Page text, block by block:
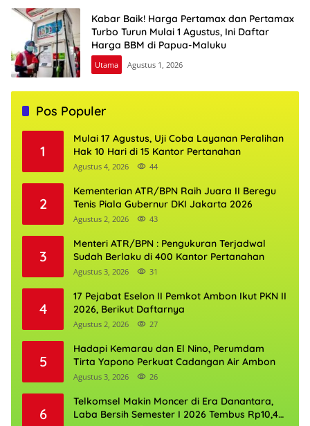
Kabar Baik! Harga Pertamax dan Pertamax
Turbo Turun Mulai 1 Agustus, Ini Daftar
Harga BBM di Papua-Maluku
Utama Agustus 1, 2026
Pos Populer
1
Mulai 17 Agustus, Uji Coba Layanan Peralihan
Hak 10 Hari di 15 Kantor Pertanahan
Agustus 4, 2026 44
2
Kementerian ATR/BPN Raih Juara II Beregu
Tenis Piala Gubernur DKI Jakarta 2026
Agustus 2, 2026 43
3
Menteri ATR/BPN : Pengukuran Terjadwal
Sudah Berlaku di 400 Kantor Pertanahan
Agustus 3, 2026 31
4
17 Pejabat Eselon II Pemkot Ambon Ikut PKN II
2026, Berikut Daftarnya
Agustus 2, 2026 27
5
Hadapi Kemarau dan El Nino, Perumdam
Tirta Yapono Perkuat Cadangan Air Ambon
Agustus 3, 2026 26
6
Telkomsel Makin Moncer di Era Danantara,
Laba Bersih Semester I 2026 Tembus Rp10,4